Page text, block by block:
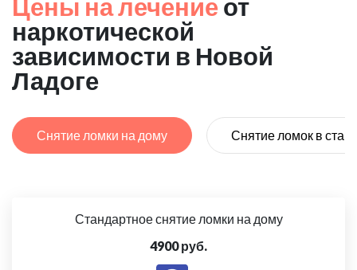
Цены на лечение от
наркотической
зависимости в Новой
Ладоге
Снятие ломки на дому Снятие ломок в
Стандартное снятие ломки на дому
4900 руб.